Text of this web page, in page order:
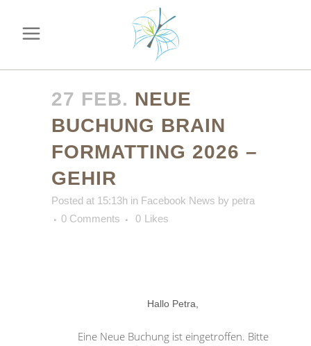
27 FEB. NEUE
BUCHUNG BRAIN
FORMATTING 2026 –
GEHIR
Posted at 15:13h in Facebook News by petra
0 Comments
0 Likes
Hallo Petra,
Eine Neue Buchung ist eingetroffen. Bitte